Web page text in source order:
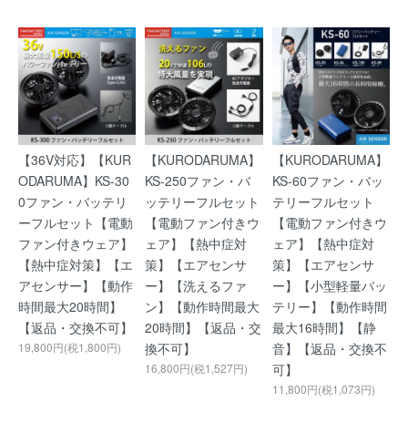
【36V対応】【KUR
ODARUMA】KS-30
0ファン・バッテリ
ーフルセット【電動
ファン付きウェア】
【熱中症対策】【エ
アセンサー】【動作
時間最大20時間】
【返品・交換不可】
19,800円(税1,800円)
【KURODARUMA】
KS-250ファン・バ
ッテリーフルセット
【電動ファン付きウ
ェア】【熱中症対
策】【エアセンサ
ー】【洗えるファ
ン】【動作時間最大
20時間】【返品・交
換不可】
16,800円(税1,527円)
【KURODARUMA】
KS-60ファン・バッ
テリーフルセット
【電動ファン付きウ
ェア】【熱中症対
策】【エアセンサ
ー】【小型軽量バッ
テリー】【動作時間
最大16時間】【静
音】【返品・交換不
可】
11,800円(税1,073円)